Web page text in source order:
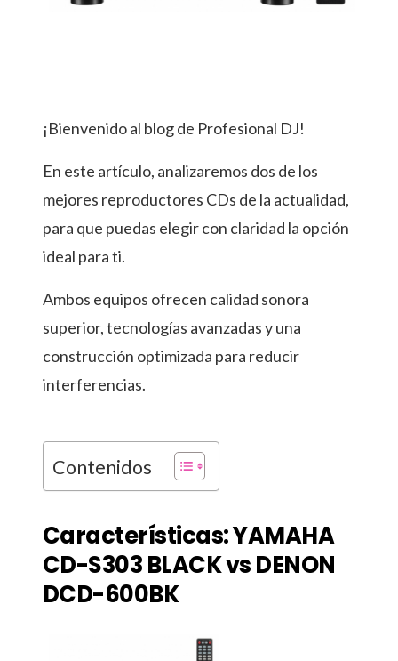
¡Bienvenido al blog de Profesional DJ!
En este artículo, analizaremos dos de los
mejores reproductores CDs de la actualidad,
para que puedas elegir con claridad la opción
ideal para ti.
Ambos equipos ofrecen calidad sonora
superior, tecnologías avanzadas y una
construcción optimizada para reducir
interferencias.
Contenidos
Características: YAMAHA
CD-S303 BLACK vs DENON
DCD-600BK